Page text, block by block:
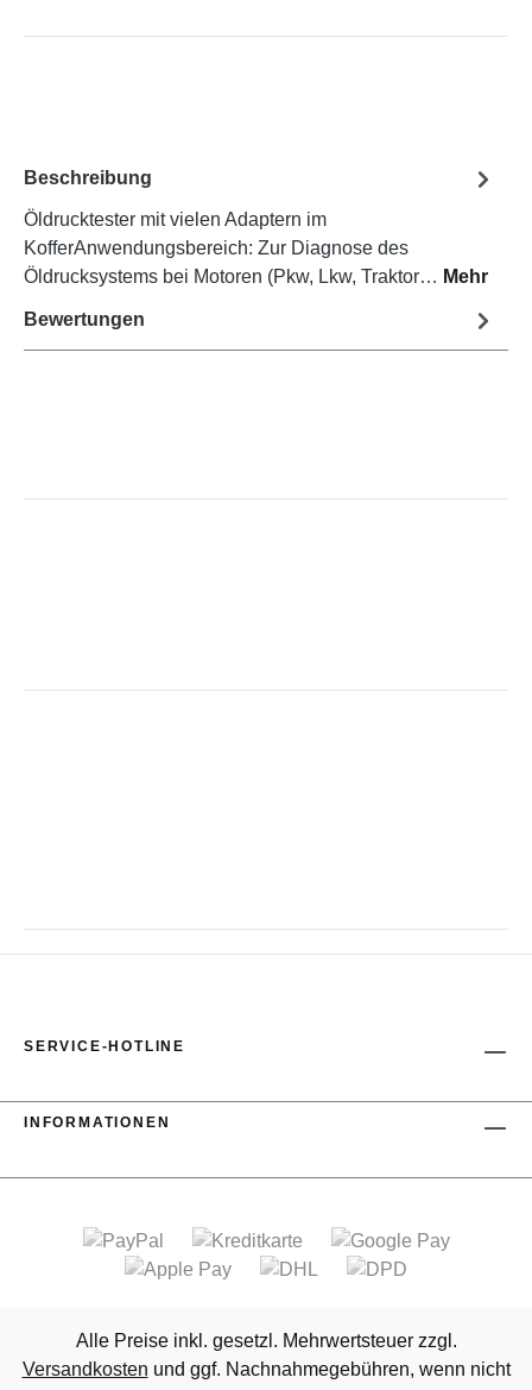
Beschreibung
Öldrucktester mit vielen Adaptern im
KofferAnwendungsbereich: Zur Diagnose des
Öldrucksystems bei Motoren (Pkw, Lkw, Traktor… Mehr
Bewertungen
SERVICE-HOTLINE
INFORMATIONEN
Alle Preise inkl. gesetzl. Mehrwertsteuer zzgl.
Versandkosten und ggf. Nachnahmegebühren, wenn nicht